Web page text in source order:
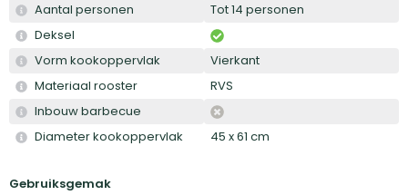
Aantal personen
Tot 14 personen
Deksel
Vorm kookoppervlak
Vierkant
Materiaal rooster
RVS
Inbouw barbecue
Diameter kookoppervlak
45 x 61 cm
Gebruiksgemak